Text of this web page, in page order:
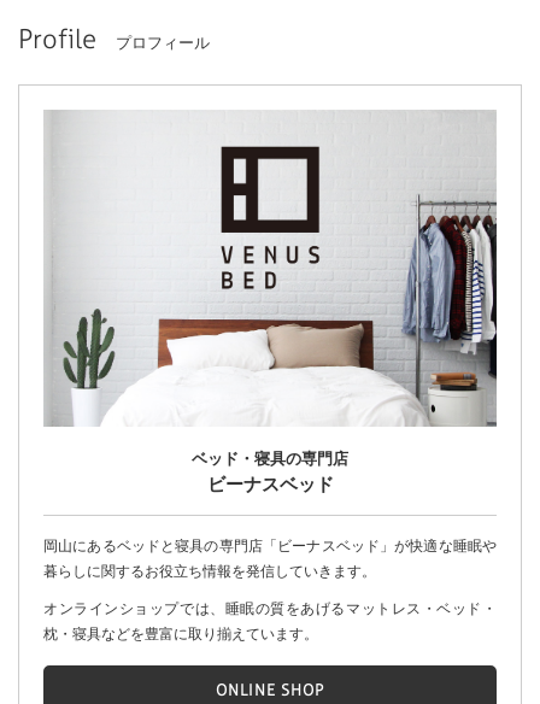
Profile プロフィール
ベッド・寝具の専門店
ビーナスベッド
岡山にあるベッドと寝具の専門店「ビーナスベッド」が快適な睡眠や
暮らしに関するお役立ち情報を発信していきます。
オンラインショップでは、睡眠の質をあげるマットレス・ベッド・
枕・寝具などを豊富に取り揃えています。
ONLINE SHOP